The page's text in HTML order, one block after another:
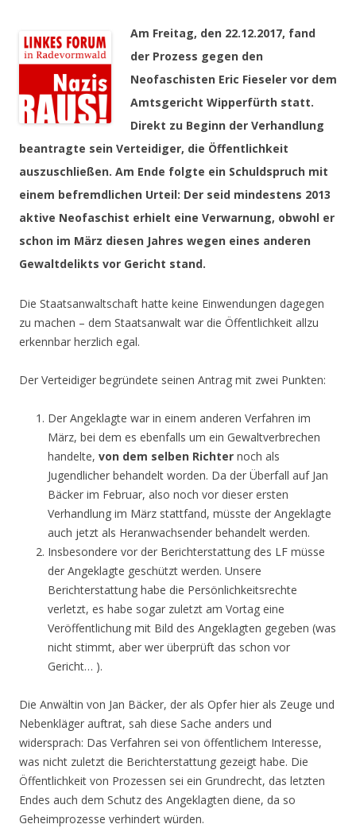
Am Freitag, den 22.12.2017, fand
der Prozess gegen den
Neofaschisten Eric Fieseler vor dem
Amtsgericht Wipperfürth statt.
Direkt zu Beginn der Verhandlung
beantragte sein Verteidiger, die Öffentlichkeit
auszuschließen. Am Ende folgte ein Schuldspruch mit
einem befremdlichen Urteil: Der seid mindestens 2013
aktive Neofaschist erhielt eine Verwarnung, obwohl er
schon im März diesen Jahres wegen eines anderen
Gewaltdelikts vor Gericht stand.
Die Staatsanwaltschaft hatte keine Einwendungen dagegen
zu machen – dem Staatsanwalt war die Öffentlichkeit allzu
erkennbar herzlich egal.
Der Verteidiger begründete seinen Antrag mit zwei Punkten:
Der Angeklagte war in einem anderen Verfahren im
März, bei dem es ebenfalls um ein Gewaltverbrechen
handelte, von dem selben Richter noch als
Jugendlicher behandelt worden. Da der Überfall auf Jan
Bäcker im Februar, also noch vor dieser ersten
Verhandlung im März stattfand, müsste der Angeklagte
auch jetzt als Heranwachsender behandelt werden.
Insbesondere vor der Berichterstattung des LF müsse
der Angeklagte geschützt werden. Unsere
Berichterstattung habe die Persönlichkeitsrechte
verletzt, es habe sogar zuletzt am Vortag eine
Veröffentlichung mit Bild des Angeklagten gegeben (was
nicht stimmt, aber wer überprüft das schon vor
Gericht… ).
Die Anwältin von Jan Bäcker, der als Opfer hier als Zeuge und
Nebenkläger auftrat, sah diese Sache anders und
widersprach: Das Verfahren sei von öffentlichem Interesse,
was nicht zuletzt die Berichterstattung gezeigt habe. Die
Öffentlichkeit von Prozessen sei ein Grundrecht, das letzten
Endes auch dem Schutz des Angeklagten diene, da so
Geheimprozesse verhindert würden.